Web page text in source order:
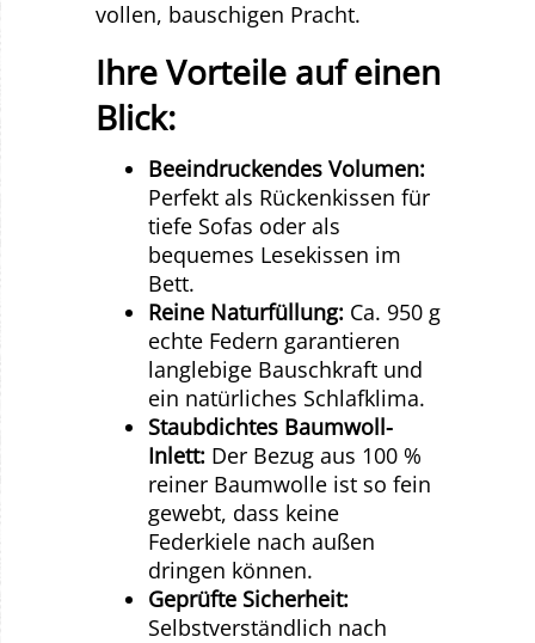
vollen, bauschigen Pracht.
Ihre Vorteile auf einen
Blick:
Beeindruckendes Volumen:
Perfekt als Rückenkissen für
tiefe Sofas oder als
bequemes Lesekissen im
Bett.
Reine Naturfüllung: Ca. 950 g
echte Federn garantieren
langlebige Bauschkraft und
ein natürliches Schlafklima.
Staubdichtes Baumwoll-
Inlett: Der Bezug aus 100 %
reiner Baumwolle ist so fein
gewebt, dass keine
Federkiele nach außen
dringen können.
Geprüfte Sicherheit:
Selbstverständlich nach